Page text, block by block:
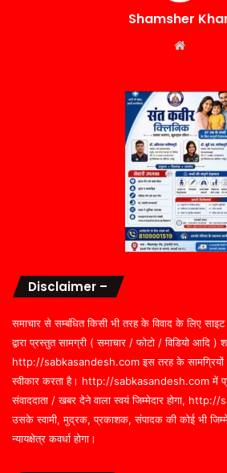
Shamsher
Disclaimer –
समाचार से सम्बंधित किसी भी तरह के विवाद के लिए
द्वारा प्रस्तुत सामग्री ( समाचार / फोटो / विडियो आदि )
http://sabkasandesh.com इस तरह के सामग्रियों के
स्वीकार करता है। http://sabkasandesh.com में
संवाददाता / खबर देने वाला स्वयं जिम्मेदार होगा,
उसके स्वामी, मुद्रक, प्रकाशक, संपादक की कोई भी
न्यायक्षेत्र कवर्धा होगा।